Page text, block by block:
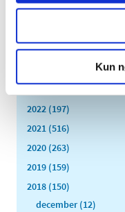
Kun
TID
2025 (158)
2022 (197)
2021 (516)
2020 (263)
2019 (159)
2018 (150)
december (12)